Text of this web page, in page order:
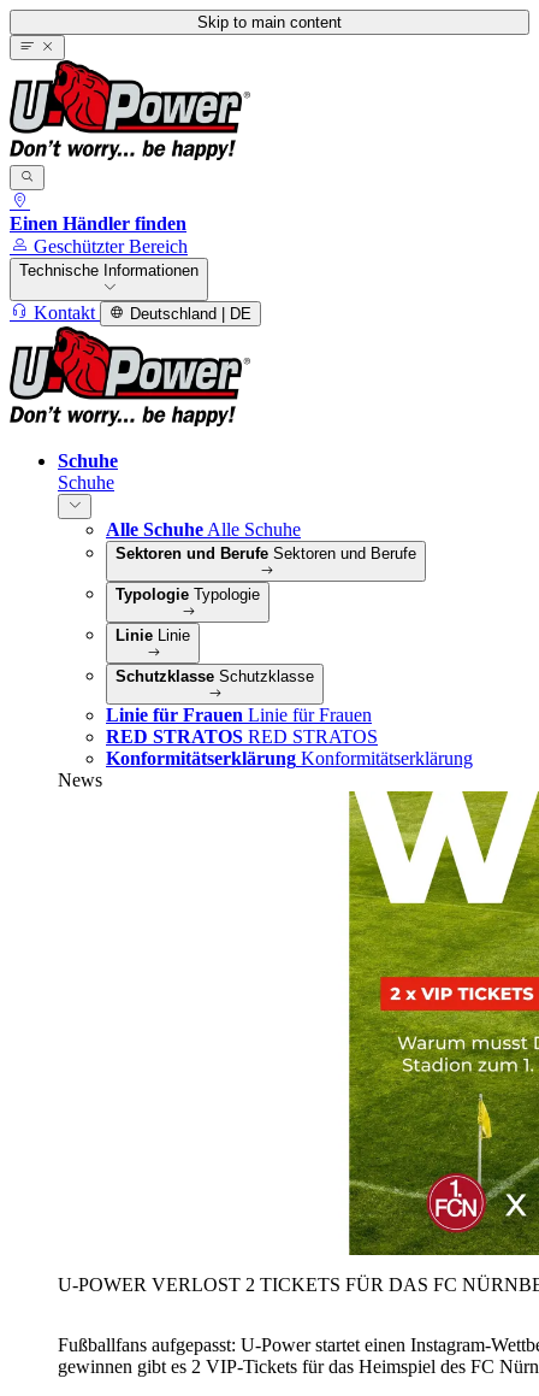
Skip to main content
Einen Händler finden
Geschützter Bereich
Technische Informationen
Kontakt Deutschland | DE
Schuhe
Schuhe
Alle Schuhe Alle Schuhe
Sektoren und Berufe Sektoren und Berufe
Typologie Typologie
Linie Linie
Schutzklasse Schutzklasse
Linie für Frauen Linie für Frauen
RED STRATOS RED STRATOS
Konformitätserklärung Konformitätserklärung
News
U‑POWER VERLOST 2 TICKETS FÜR DAS FC
Fußballfans aufgepasst: U‑Power startet einen Instagram-
gewinnen gibt es 2 VIP-Tickets für das Heimspiel des FC